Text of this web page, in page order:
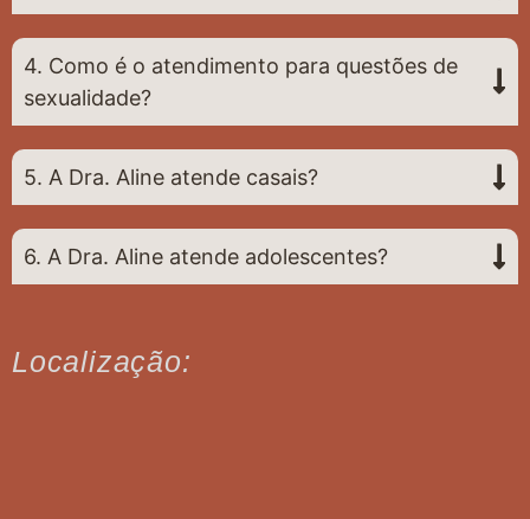
4. Como é o atendimento para questões de
sexualidade?
5. A Dra. Aline atende casais?
6. A Dra. Aline atende adolescentes?
Localização: